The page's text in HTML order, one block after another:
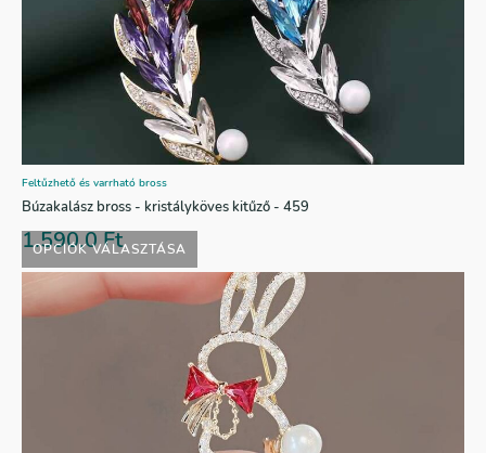
OPCIÓK VÁLASZTÁSA
Feltűzhető és varrható bross
Búzakalász bross - kristályköves kitűző - 459
1.590,0Ft